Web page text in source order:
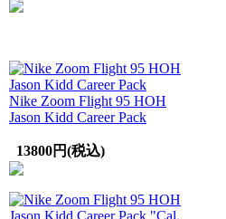
Nike Zoom Flight 95 HOH
Jason Kidd Career Pack
13800円(税込)